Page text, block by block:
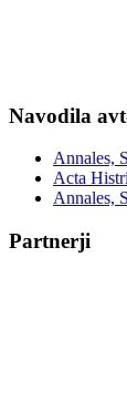
Navodila
Annales,
Acta
Annales,
Partnerji